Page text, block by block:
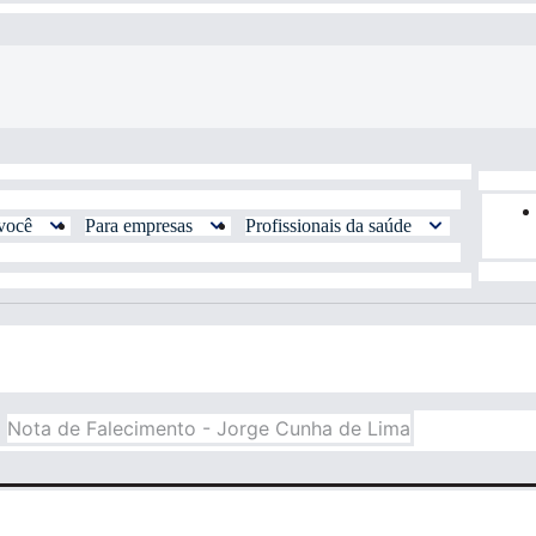
Para empresas Profissionais da saúde
Nota de Falecimento - Jorge Cunha de Lima